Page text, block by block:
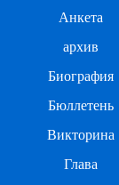
Анкета
архив
Биография
Бюллетень
Викторина
Глава